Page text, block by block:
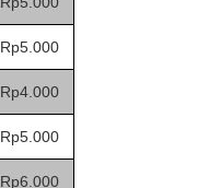
Rp5.000
Rp4.000
Rp5.000
Rp6.000